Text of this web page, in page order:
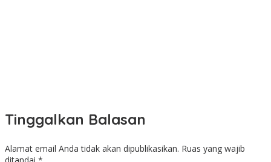
Tinggalkan Balasan
Alamat email Anda tidak akan dipublikasikan. Ruas yang wajib